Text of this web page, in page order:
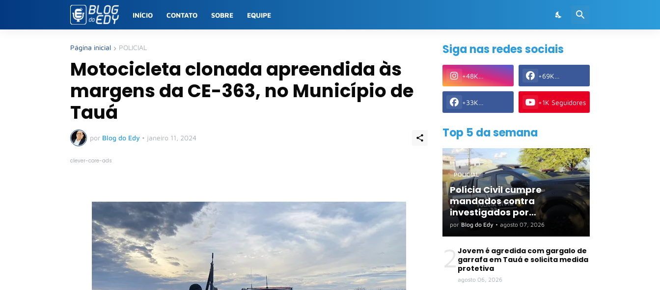
INÍCIO CONTATO SOBRE EQUIPE
Página inicial POLICIAL
Motocicleta clonada apreendida às
margens da CE-363, no Município de
Tauá
por Blog do Edy • janeiro 11, 2024
clever-core-ads
Siga nas redes sociais
+48K
Seguidores
+69K
Seguidores
+33K
Seguidores
+1K Seguidores
Top 5 da semana
POLICIAL
Polícia Civil cumpre
mandados contra
investigados por
organização criminosa em
Tauá e outras cidades
por Blog do Edy • agosto 07, 2026
2 Jovem é agredida com gargalo de
garrafa em Tauá e solicita medida
protetiva
agosto 06, 2026